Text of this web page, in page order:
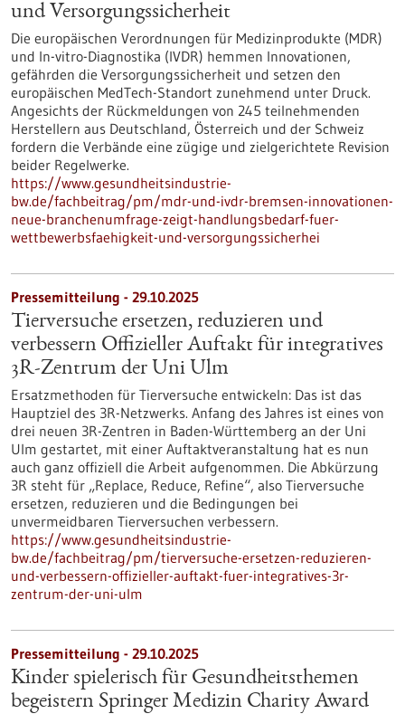
und Versorgungssicherheit
Die europäischen Verordnungen für Medizinprodukte (MDR)
und In-vitro-Diagnostika (IVDR) hemmen Innovationen,
gefährden die Versorgungssicherheit und setzen den
europäischen MedTech-Standort zunehmend unter Druck.
Angesichts der Rückmeldungen von 245 teilnehmenden
Herstellern aus Deutschland, Österreich und der Schweiz
fordern die Verbände eine zügige und zielgerichtete Revision
beider Regelwerke.
https://www.gesundheitsindustrie-
bw.de/fachbeitrag/pm/mdr-und-ivdr-bremsen-innovationen-
neue-branchenumfrage-zeigt-handlungsbedarf-fuer-
wettbewerbsfaehigkeit-und-versorgungssicherhei
Pressemitteilung - 29.10.2025
Tierversuche ersetzen, reduzieren und
verbessern Offizieller Auftakt für integratives
3R-Zentrum der Uni Ulm
Ersatzmethoden für Tierversuche entwickeln: Das ist das
Hauptziel des 3R-Netzwerks. Anfang des Jahres ist eines von
drei neuen 3R-Zentren in Baden-Württemberg an der Uni
Ulm gestartet, mit einer Auftaktveranstaltung hat es nun
auch ganz offiziell die Arbeit aufgenommen. Die Abkürzung
3R steht für „Replace, Reduce, Refine“, also Tierversuche
ersetzen, reduzieren und die Bedingungen bei
unvermeidbaren Tierversuchen verbessern.
https://www.gesundheitsindustrie-
bw.de/fachbeitrag/pm/tierversuche-ersetzen-reduzieren-
und-verbessern-offizieller-auftakt-fuer-integratives-3r-
zentrum-der-uni-ulm
Pressemitteilung - 29.10.2025
Kinder spielerisch für Gesundheitsthemen
begeistern Springer Medizin Charity Award